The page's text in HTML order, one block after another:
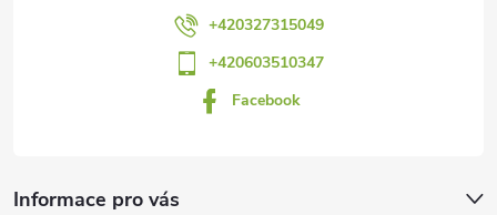
+420327315049
+420603510347
Facebook
Informace pro vás